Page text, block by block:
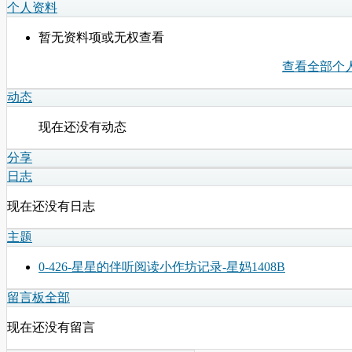
个人资料
暂无资料项或无权查看
查看全部个
动态
现在还没有动态
分享
日志
现在还没有日志
主题
0-426-星星的伴听阅读小作坊记录-星妈1408B
留言板全部
现在还没有留言